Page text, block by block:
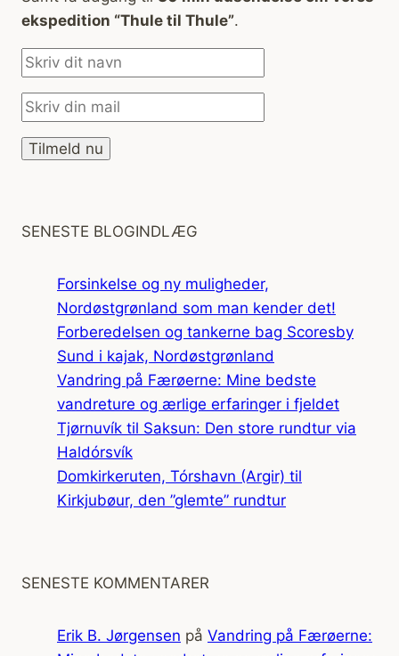
ekspedition “Thule til Thule”.
SENESTE BLOGINDLÆG
Forsinkelse og ny muligheder,
Nordøstgrønland som man kender det!
Forberedelsen og tankerne bag Scoresby
Sund i kajak, Nordøstgrønland
Vandring på Færøerne: Mine bedste
vandreture og ærlige erfaringer i fjeldet
Tjørnuvík til Saksun: Den store rundtur via
Haldórsvík
Domkirkeruten, Tórshavn (Argir) til
Kirkjubøur, den ”glemte” rundtur
SENESTE KOMMENTARER
Erik B. Jørgensen på Vandring på Færøerne: